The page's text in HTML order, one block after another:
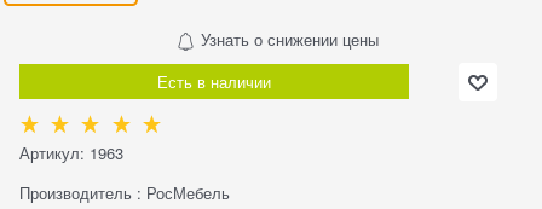
Узнать о снижении цены
Есть в наличии
Артикул: 1963
Производитель : РосМебель